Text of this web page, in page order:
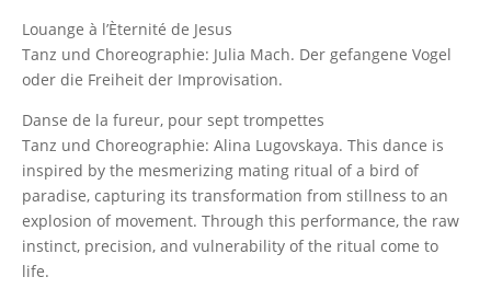
Louange à l’Èternité de Jesus
Tanz und Choreographie: Julia Mach. Der gefangene Vogel
oder die Freiheit der Improvisation.
Danse de la fureur, pour sept trompettes
Tanz und Choreographie: Alina Lugovskaya. This dance is
inspired by the mesmerizing mating ritual of a bird of
paradise, capturing its transformation from stillness to an
explosion of movement. Through this performance, the raw
instinct, precision, and vulnerability of the ritual come to
life.